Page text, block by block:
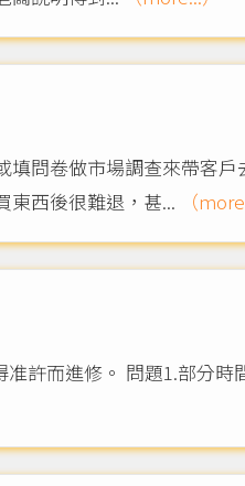
問卷做市場調查來帶客戶
東西後很難退，甚...
（
而進修。 問題1.部分時間